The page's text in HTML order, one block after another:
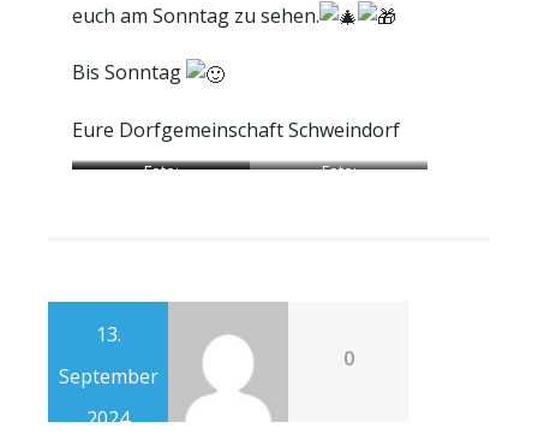
euch am Sonntag zu sehen.
Bis Sonntag
Eure Dorfgemeinschaft Schweindorf
Foto:
Foto:
Foto:
13.
September
2024
0